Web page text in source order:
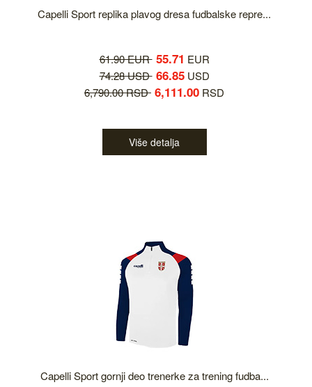
Capelli Sport replika plavog dresa fudbalske repre...
61.90 EUR 55.71 EUR
74.28 USD 66.85USD
6,790.00 RSD 6,111.00 RSD
Više detalja
Capelli Sport gornji deo trenerke za trening fudba...